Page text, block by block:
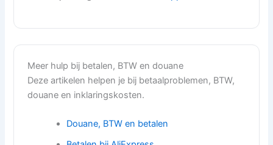
Meer hulp bij betalen, BTW en douane
Deze artikelen helpen je bij betaalproblemen, BTW,
douane en inklaringskosten.
Douane, BTW en betalen